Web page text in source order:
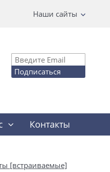
Наши сайты
Подписаться
Контакты
[встраиваемые]